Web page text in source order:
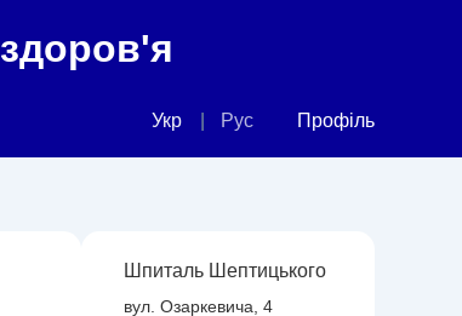
Укр Рус Профіль
Шпиталь Шептицького
вул. Озаркевича, 4